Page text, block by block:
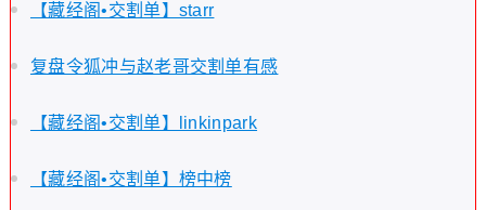
【藏经阁•交割单】starr
复盘令狐冲与赵老哥交割单有感
【藏经阁•交割单】linkinpark
【藏经阁•交割单】榜中榜